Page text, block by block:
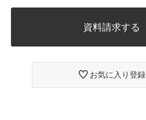
資料請求する
お気に入り登録